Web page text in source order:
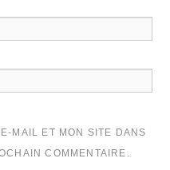
MAIL ET MON SITE DANS
COMMENTAIRE.